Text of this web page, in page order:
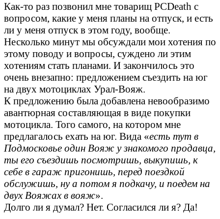
Как-то раз позвонил мне товарищ PCDeath с
вопросом, какие у меня планы на отпуск, и есть
ли у меня отпуск в этом году, вообще.
Несколько минут мы обсуждали мои хотения по
этому поводу и вопросы, суждено ли этим
хотениям стать планами. И закончилось это
очень внезапно: предложением съездить на юг
на двух мотоциклах Урал-Вояж.
К предложению была добавлена невообразимо
авантюрная составляющая в виде покупки
мотоцикла. Того самого, на котором мне
предлагалось ехать на юг. Вида «есть тут в
Подмосковье один Вояж у знакомого продавца,
ты его съездишь посмотришь, выкупишь, к
себе в гараж пригонишь, перед поездкой
обслужишь, ну а потом я подкачу, и поедем на
двух Вояжах в вояж».
Долго ли я думал? Нет. Согласился ли я? Да!